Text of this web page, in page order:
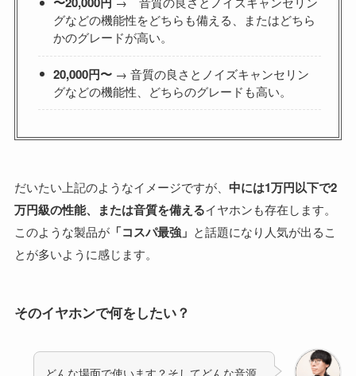
グなどの機能性をどちらも備える、またはどちら
かのグレードが高い。
20,000円〜→ 音質の良さとノイズキャンセリン
グなどの機能性、どちらのグレードも高い。
だいたい上記のようなイメージですが、 中には1万円以下で2
万円級の性能、または音質を備えるイヤホンも存在します。
このような製品が「コスパ最強」 と話題になり人気が出るこ
とが多いように感じます。
そのイヤホンで何をしたい？
どんな場面で使います？そしてどんな音源